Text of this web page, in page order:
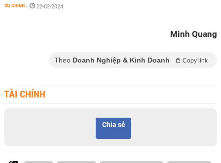
TÀI CHÍNH - 22-02-2024
Minh Quang
Theo Doanh Nghiệp & Kinh Doanh Copy link
TÀI CHÍNH
Chia sẻ